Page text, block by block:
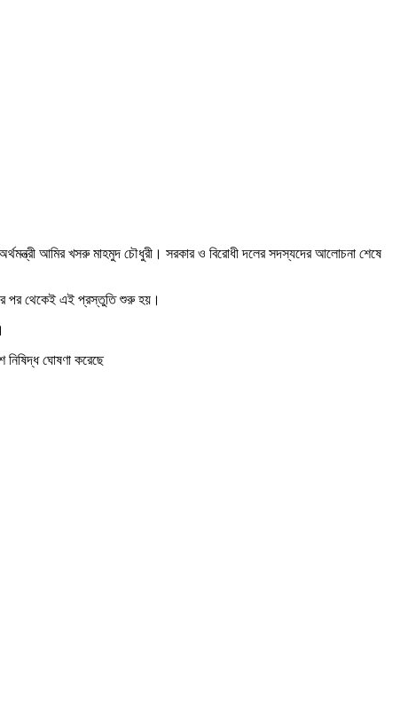
আমির খসরু মাহমুদ চৌধুরী। সরকার ও বিরোধী দলের সদস্যদের আলোচনা শেষে
পর থেকেই এই প্রস্তুতি শুরু হয়।
নিষিদ্ধ ঘোষণা করেছে